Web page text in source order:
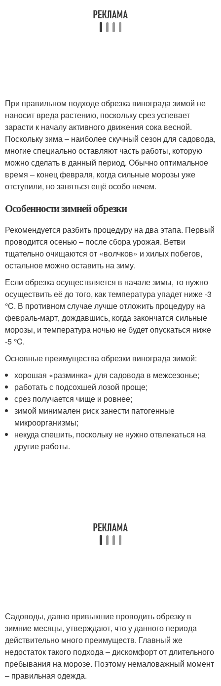
При правильном подходе обрезка винограда зимой не
наносит вреда растению, поскольку срез успевает
зарасти к началу активного движения сока весной.
Поскольку зима – наиболее скучный сезон для садовода,
многие специально оставляют часть работы, которую
можно сделать в данный период. Обычно оптимальное
время – конец февраля, когда сильные морозы уже
отступили, но заняться ещё особо нечем.
Особенности зимней обрезки
Рекомендуется разбить процедуру на два этапа. Первый
проводится осенью – после сбора урожая. Ветви
тщательно очищаются от «волчков» и хилых побегов,
остальное можно оставить на зиму.
Если обрезка осуществляется в начале зимы, то нужно
осуществить её до того, как температура упадет ниже -3
°C. В противном случае лучше отложить процедуру на
февраль-март, дождавшись, когда закончатся сильные
морозы, и температура ночью не будет опускаться ниже
-5 °C.
Основные преимущества обрезки винограда зимой:
хорошая «разминка» для садовода в межсезонье;
работать с подсохшей лозой проще;
срез получается чище и ровнее;
зимой минимален риск занести патогенные
микроорганизмы;
некуда спешить, поскольку не нужно отвлекаться на
другие работы.
Садоводы, давно привыкшие проводить обрезку в
зимние месяцы, утверждают, что у данного периода
действительно много преимуществ. Главный же
недостаток такого подхода – дискомфорт от длительного
пребывания на морозе. Поэтому немаловажный момент
– правильная одежда.